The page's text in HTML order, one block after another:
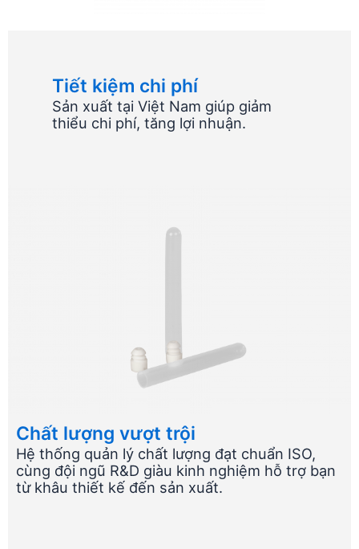
Tiết kiệm chi phí
Sản xuất tại Việt Nam giúp giảm
thiểu chi phí, tăng lợi nhuận.
Chất lượng vượt trội
Hệ thống quản lý chất lượng đạt chuẩn ISO,
cùng đội ngũ R&D giàu kinh nghiệm hỗ trợ bạn
từ khâu thiết kế đến sản xuất.